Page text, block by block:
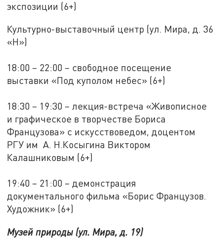
экспозиции (6+)
Культурно-выставочный центр (ул. Мира, д. 36
«Н»)
18:00 – 22:00 – свободное посещение
выставки «Под куполом небес» (6+)
18:30 – 19:30 – лекция-встреча «Живописное
и графическое в творчестве Бориса
Французова» с искусствоведом, доцентом
РГУ им А. Н.Косыгина Виктором
Калашниковым (6+)
19:40 – 21:00 – демонстрация
документального фильма «Борис Французов.
Художник» (6+)
Музей природы (ул. Мира, д. 19)